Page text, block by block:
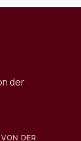
der
DER